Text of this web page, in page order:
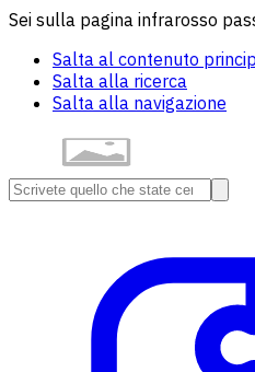
Sei sulla pagina infrarosso
Salta al contenuto
Salta alla ricerca
Salta alla navigazione